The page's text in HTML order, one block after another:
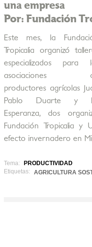
una empresa
Por: Fundación
Este mes, la
Tropicalia organizó
especializados para
asociaciones
productores agrícolas
Pablo Duarte y
Esperanza, dos
Fundación Tropicalia
efecto invernadero en
Tema:
PRODUCTIVIDAD
Etiquetas:
AGRICULTURA